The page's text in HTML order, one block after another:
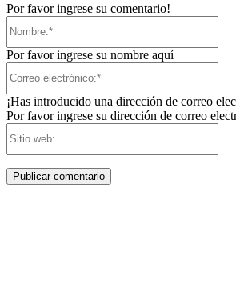
Por favor ingrese su comentario!
Por favor ingrese su nombre aquí
¡Has introducido una dirección de correo
Por favor ingrese su dirección de correo